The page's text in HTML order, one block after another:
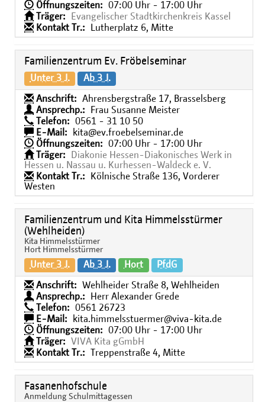
Öffnungszeiten:
07:00 Uhr - 17:00 Uhr
Träger:
Evangelischer Stadtkirchenkreis Kassel
Kontakt Tr.:
Lutherplatz 6, Mitte
Familienzentrum Ev. Fröbelseminar
Unter 3 J. Ab 3 J.
Anschrift:
Ahrensbergstraße 17, Brasselsberg
Ansprechp.:
Frau Susanne Meister
Telefon:
0561 - 31 10 50
E-Mail:
kita@ev.froebelseminar.de
Öffnungszeiten:
07:00 Uhr - 17:00 Uhr
Träger:
Diakonie Hessen-Diakonisches Werk in
Hessen u. Nassau u. Kurhessen-Waldeck e. V.
Kontakt Tr.:
Kölnische Straße 136, Vorderer
Westen
Familienzentrum und Kita Himmelsstürmer
(Wehlheiden)
Kita Himmelsstürmer
Hort Himmelsstürmer
Unter 3 J. Ab 3 J. Hort PfdG
Anschrift:
Wehlheider Straße 8, Wehlheiden
Ansprechp.:
Herr Alexander Grede
Telefon:
0561 26723
E-Mail:
kita.himmelsstuermer@viva-kita.de
Öffnungszeiten:
07:00 Uhr - 17:00 Uhr
Träger:
VIVA Kita gGmbH
Kontakt Tr.:
Treppenstraße 4, Mitte
Fasanenhofschule
Anmeldung Schulmittagessen